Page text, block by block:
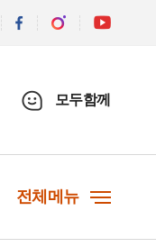
모두함께
전체메뉴